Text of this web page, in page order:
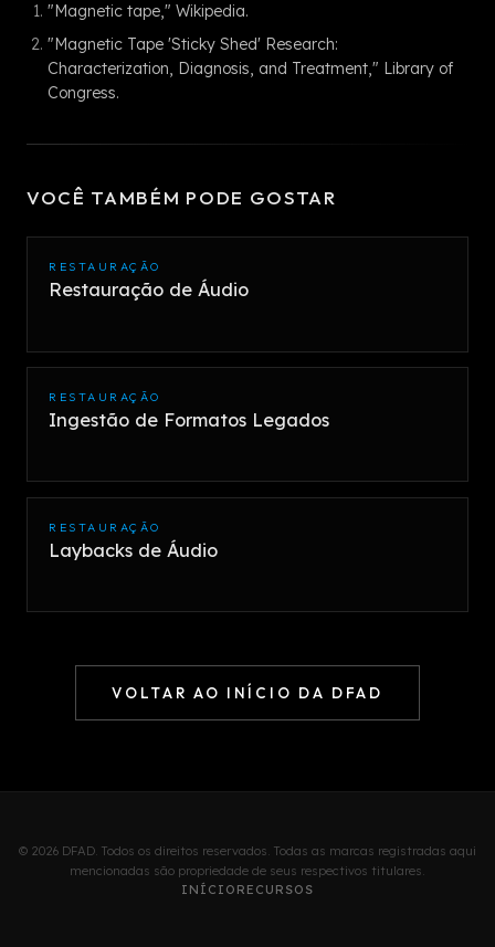
"Magnetic tape," Wikipedia.
"Magnetic Tape 'Sticky Shed' Research:
Characterization, Diagnosis, and Treatment," Library of
Congress.
VOCÊ TAMBÉM PODE GOSTAR
RESTAURAÇÃO
Restauração de Áudio
RESTAURAÇÃO
Ingestão de Formatos Legados
RESTAURAÇÃO
Laybacks de Áudio
VOLTAR AO INÍCIO DA DFAD
© 2026 DFAD. Todos os direitos reservados. Todas as marcas registradas aqui
mencionadas são propriedade de seus respectivos titulares.
INÍCIO RECURSOS